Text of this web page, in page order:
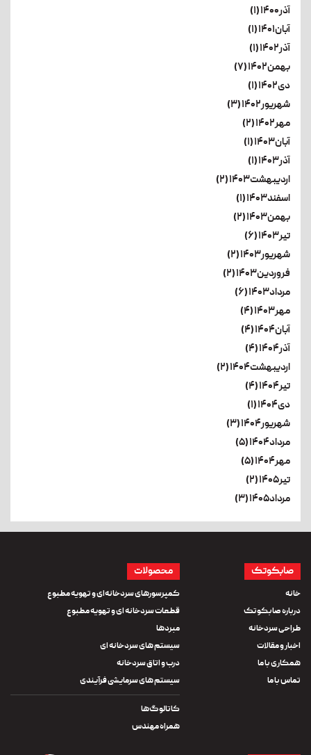
آذر۱۴۰۰ (۱)
آبان۱۴۰۱ (۱)
آذر۱۴۰۲ (۱)
بهمن۱۴۰۲ (۷)
دی۱۴۰۲ (۱)
شهریور۱۴۰۲ (۳)
مهر۱۴۰۲ (۲)
آبان۱۴۰۳ (۱)
آذر۱۴۰۳ (۱)
اردیبهشت۱۴۰۳ (۲)
اسفند۱۴۰۳ (۱)
بهمن۱۴۰۳ (۲)
تیر۱۴۰۳ (۶)
شهریور۱۴۰۳ (۲)
فروردین۱۴۰۳ (۲)
مرداد۱۴۰۳ (۶)
مهر۱۴۰۳ (۴)
آبان۱۴۰۴ (۴)
آذر۱۴۰۴ (۴)
اردیبهشت۱۴۰۴ (۲)
تیر۱۴۰۴ (۴)
دی۱۴۰۴ (۱)
شهریور۱۴۰۴ (۳)
مرداد۱۴۰۴ (۵)
مهر۱۴۰۴ (۵)
تیر۱۴۰۵ (۲)
مرداد۱۴۰۵ (۳)
صابکوتک
خانه
درباره صابکوتک
طراحی سردخانه
اخبار و مقالات
همکاری با ما
تماس با ما
محصولات
کمپرسورهای سردخانه‌ای و تهویه مطبوع
قطعات سردخانه ای و تهویه مطبوع
مبردها
سیستم های سردخانه ای
درب و اتاق سردخانه
سیستم های سرمایشی فرآیندی
کاتالوگ‌ها
همراه مهندس